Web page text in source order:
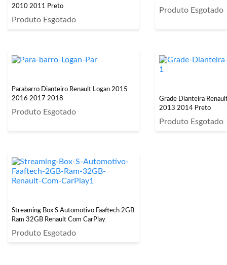
2010 2011 Preto
Produto Esgotado
Produto Esgotado
Parabarro Dianteiro Renault Logan 2015
2016 2017 2018
Produto Esgotado
Grade Dianteira
2013 2014 Preto
Produto Esgotado
Streaming Box S Automotivo Faaftech 2GB
Ram 32GB Renault Com CarPlay
Produto Esgotado